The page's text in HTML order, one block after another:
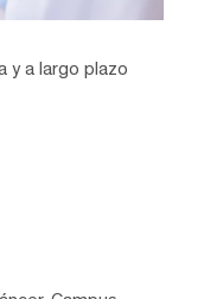
y a largo plazo